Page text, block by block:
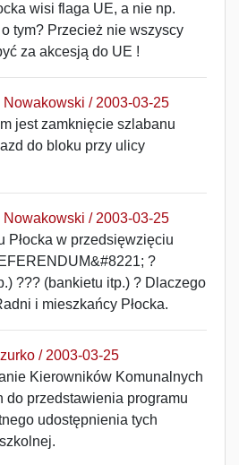
wisi flaga UE, a nie np.
tym? Przecież nie wszyscy
za akcesją do UE !
Nowakowski / 2003-03-25
jest zamknięcie szlabanu
do bloku przy ulicy
Nowakowski / 2003-03-25
Płocka w przedsięwzięciu
?
??? (bankietu itp.) ? Dlaczego
i mieszkańcy Płocka.
/ 2003-03-25
Kierowników Komunalnych
do przedstawienia programu
udostępnienia tych